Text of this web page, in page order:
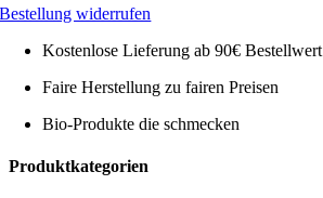
Bestellung widerrufen
Kostenlose Lieferung ab 90€ Bestellwert
Faire Herstellung zu fairen Preisen
Bio-Produkte die schmecken
Toggle
Produktkategorien